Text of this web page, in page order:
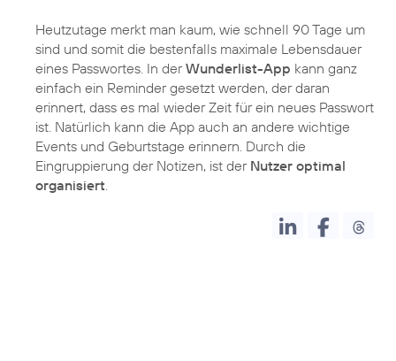
Heutzutage merkt man kaum, wie schnell 90 Tage um
sind und somit die bestenfalls maximale Lebensdauer
eines Passwortes. In derWunderlist-App kann ganz
einfach ein Reminder gesetzt werden, der daran
erinnert, dass es mal wieder Zeit für ein neues Passwort
ist. Natürlich kann die App auch an andere wichtige
Events und Geburtstage erinnern. Durch die
Eingruppierung der Notizen, ist der Nutzer optimal
organisiert